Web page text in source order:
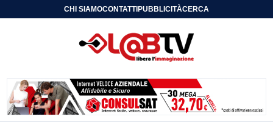
CHI SIAMOCONTATTIPUBBLICITÀCERCA